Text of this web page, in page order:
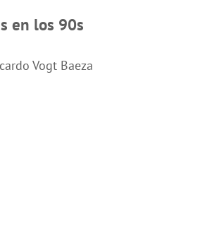
en los 90s